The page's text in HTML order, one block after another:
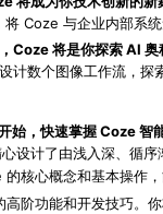
Coze 与企业内部系
Coze 将是你探索 AI 奥
计数个图像工作流，
始，快速掌握 Coze 智
心设计了由浅入深、循序
的核心概念和基本操作
阶功能和开发技巧。